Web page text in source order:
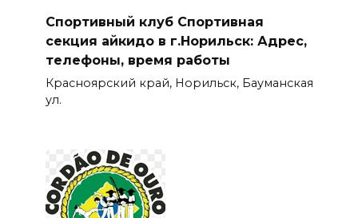
Спортивный клуб Спортивная
секция айкидо в г.Норильск: Адрес,
телефоны, время работы
Красноярский край, Норильск, Бауманская
ул.